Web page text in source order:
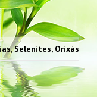
Selenites, Orixás